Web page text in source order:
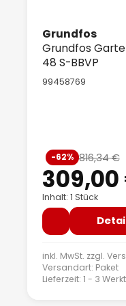
Grundfos
Grundfos
48 S-BBVP
99458769
Verkaufspreis:
816,34 €
-62%
Inhalt: 1 Stück
inkl. MwSt. zzgl.
Versandart: Paket
Lieferzeit: 1 - 3